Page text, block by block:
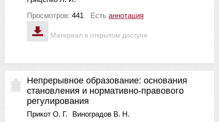
Материал в открытом доступе
Просмотров: 441 Есть аннотация
Непрерывное образование: основания
становления и нормативно-правового
регулирования
Прикот О. Г.
Виноградов В. Н.